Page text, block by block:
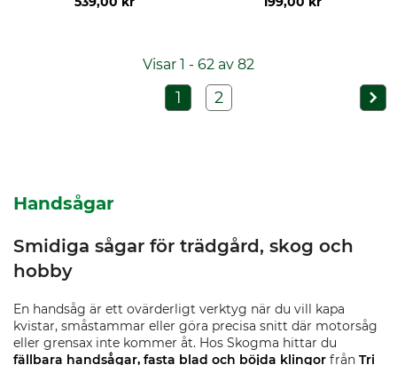
Visar 1 - 62 av 82
1 2
Handsågar
Smidiga sågar för trädgård, skog och
hobby
En handsåg är ett ovärderligt verktyg när du vill kapa
kvistar, småstammar eller göra precisa snitt där motorsåg
eller grensax inte kommer åt. Hos Skogma hittar du
fällbara handsågar, fasta blad och böjda klingor från Tri